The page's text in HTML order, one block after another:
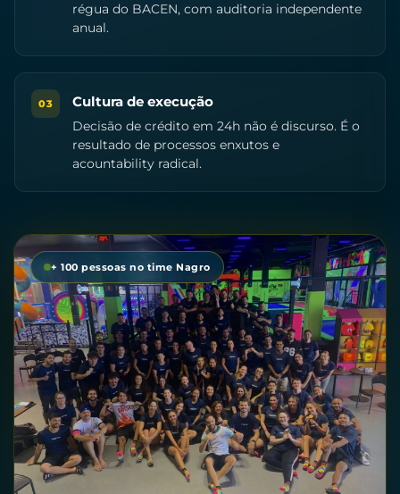
régua do BACEN, com auditoria independente
anual.
03 Cultura de execução
Decisão de crédito em 24h não é discurso. É o
resultado de processos enxutos e
acountability radical.
+ 100 pessoas no time Nagro